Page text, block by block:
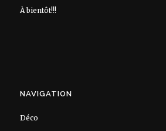
À bientôt!!!
NAVIGATION
Déco